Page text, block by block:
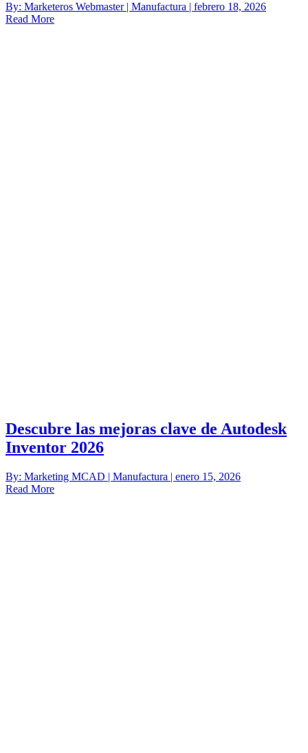
By: Marketeros Webmaster | Manufactura | febrero 18, 2026
Read More
Descubre las mejoras clave de Autodesk
Inventor 2026
By: Marketing MCAD | Manufactura | enero 15, 2026
Read More